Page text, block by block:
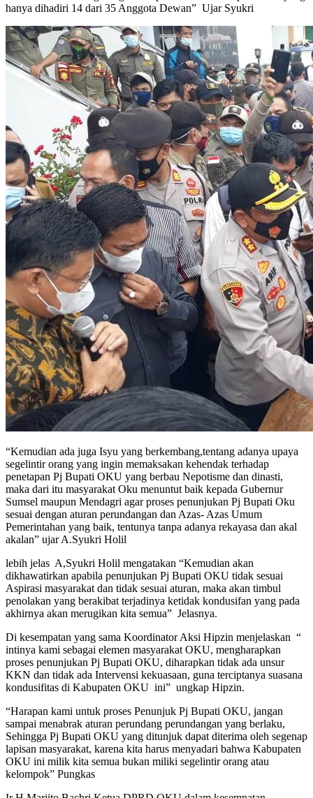
hanya dihadiri 14 dari 35 Anggota Dewan” Ujar Syukri
“Kemudian ada juga Isyu yang berkembang,tentang adanya upaya
segelintir orang yang ingin memaksakan kehendak terhadap
penetapan Pj Bupati OKU yang berbau Nepotisme dan dinasti,
maka dari itu masyarakat Oku menuntut baik kepada Gubernur
Sumsel maupun Mendagri agar proses penunjukan Pj Bupati Oku
sesuai dengan aturan perundangan dan Azas- Azas Umum
Pemerintahan yang baik, tentunya tanpa adanya rekayasa dan akal
akalan” ujar A.Syukri Holil
lebih jelas A,Syukri Holil mengatakan “Kemudian akan
dikhawatirkan apabila penunjukan Pj Bupati OKU tidak sesuai
Aspirasi masyarakat dan tidak sesuai aturan, maka akan timbul
penolakan yang berakibat terjadinya ketidak kondusifan yang pada
akhirnya akan merugikan kita semua” Jelasnya.
Di kesempatan yang sama Koordinator Aksi Hipzin menjelaskan “
intinya kami sebagai elemen masyarakat OKU, mengharapkan
proses penunjukan Pj Bupati OKU, diharapkan tidak ada unsur
KKN dan tidak ada Intervensi kekuasaan, guna terciptanya suasana
kondusifitas di Kabupaten OKU ini” ungkap Hipzin.
“Harapan kami untuk proses Penunjuk Pj Bupati OKU, jangan
sampai menabrak aturan perundang perundangan yang berlaku,
Sehingga Pj Bupati OKU yang ditunjuk dapat diterima oleh segenap
lapisan masyarakat, karena kita harus menyadari bahwa Kabupaten
OKU ini milik kita semua bukan miliki segelintir orang atau
kelompok” Pungkas